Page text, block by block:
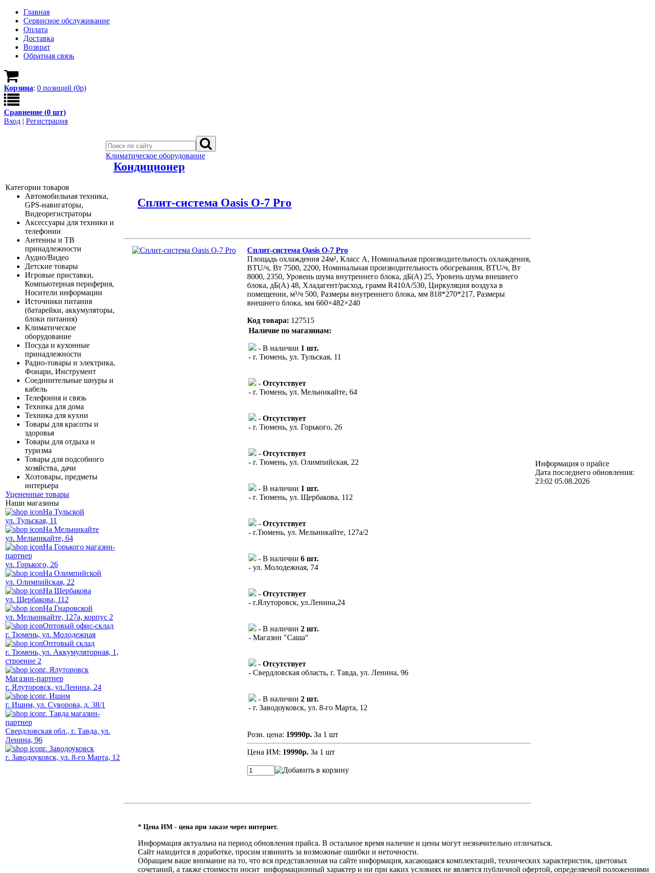
Главная
Сервисное обслуживание
Оплата
Доставка
Возврат
Обратная связь
Корзина: 0 позиций (0р)
Сравнение (0 шт)
Вход | Регистрация
Категории товаров
Автомобильная техника,
GPS-навигаторы,
Видеорегистраторы
Аксессуары для техники и
телефонии
Антенны и ТВ
принадлежности
Аудио/Видео
Детские товары
Игровые приставки,
Компьютерная периферия,
Носители информации
Источники питания
(батарейки, аккумуляторы,
блоки питания)
Климатическое
оборудование
Посуда и кухонные
принадлежности
Радио-товары и электрика,
Фонари, Инструмент
Соединительные шнуры и
кабель
Телефония и связь
Техника для дома
Техника для кухни
Товары для красоты и
здоровья
Товары для отдыха и
туризма
Товары для подсобного
хозяйства, дачи
Хозтовары, предметы
интерьера
Уцененные товары
Наши магазины
На Тульской
ул. Тульская, 11
На Мельникайте
ул. Мельникайте, 64
На Горького магазин-
партнер
ул. Горького, 26
На Олимпийской
ул. Олимпийская, 22
На Щербакова
ул. Щербакова, 112
На Гнаровской
ул. Мельникайте, 127а, корпус 2
Оптовый офис-склад
г. Тюмень, ул. Молодежная
Оптовый склад
г. Тюмень, ул. Аккумуляторная, 1,
строение 2
г. Ялуторовск
Магазин-партнер
г. Ялуторовск, ул.Ленина, 24
г. Ишим
г. Ишим, ул. Суворова, д. 38/1
г. Тавда магазин-
партнер
Свердловская обл., г. Тавда, ул.
Ленина, 96
г. Заводоуковск
г. Заводоуковск, ул. 8-го Марта, 12
Климатическое оборудование
Кондиционер
Сплит-система Oasis O-7 Pro
Сплит-система Oasis O-7 Pro
Площадь охлаждения 24м², Класс A, Номинальная производительность охлаждения,
BTU/ч, Вт 7500, 2200, Номинальная производительность обогревания, BTU/ч, Вт
8000, 2350, Уровень шума внутреннего блока, дБ(А) 25, Уровень шума внешнего
блока, дБ(А) 48, Хладагент/расход, грамм R410A/530, Циркуляция воздуха в
помещении, м³/ч 500, Размеры внутреннего блока, мм 818*270*217, Размеры
внешнего блока, мм 660×482×240
Код товара: 127515
Наличие по магазинам:
- В наличии 1 шт.
- г. Тюмень, ул. Тульская, 11
- Отсутствует
- г. Тюмень, ул. Мельникайте, 64
- Отсутствует
- г. Тюмень, ул. Горького, 26
- Отсутствует
- г. Тюмень, ул. Олимпийская, 22
- В наличии 1 шт.
- г. Тюмень, ул. Щербакова, 112
- Отсутствует
- г.Тюмень, ул. Мельникайте, 127а/2
- В наличии 6 шт.
- ул. Молодежная, 74
- Отсутствует
- г.Ялуторовск, ул.Ленина,24
- В наличии 2 шт.
- Магазин "Саша"
- Отсутствует
- Свердловская область, г. Тавда, ул. Ленина, 96
- В наличии 2 шт.
- г. Заводоуковск, ул. 8-го Марта, 12
Розн. цена: 19990р. За 1 шт
Цена ИМ: 19990р. За 1 шт
Информация о прайсе
Дата последнего обновления:
23:02 05.08.2026
* Цена ИМ - цена при заказе через интернет.
Информация актуальна на период обновления прайса. В остальное время наличие и цены могут незначительно отличаться.
Сайт находится в доработке, просим извинить за возможные ошибки и неточности.
Обращаем ваше внимание на то, что вся представленная на сайте информация, касающаяся комплектаций, технических характеристик, цветовых
сочетаний, а также стоимости носит информационный характер и ни при каких условиях не является публичной офертой, определяемой положениями